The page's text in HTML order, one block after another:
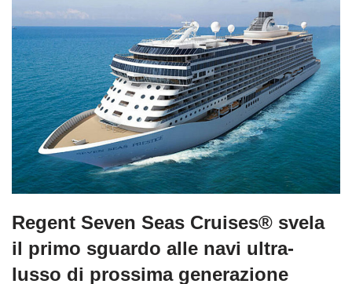
Regent Seven Seas Cruises® svela
il primo sguardo alle navi ultra-
lusso di prossima generazione